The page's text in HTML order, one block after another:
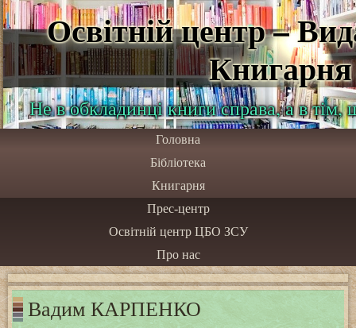
Освітній центр –
Книгарня
Не в обкладинці книги справа, а в
Головна
Бібліотека
Книгарня
Прес-центр
Освітній центр ЦБО ЗСУ
Про нас
Вадим КАРПЕНКО